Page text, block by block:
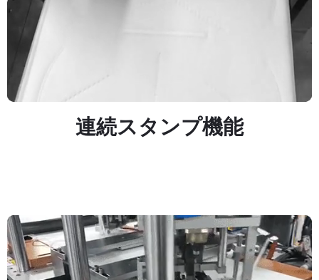
連続スタンプ機能